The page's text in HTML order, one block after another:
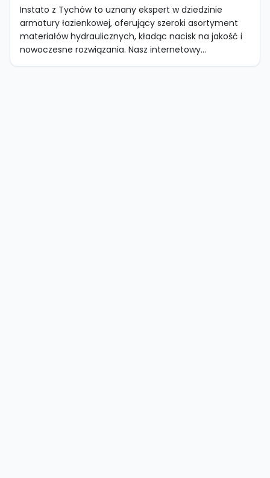
Instato z Tychów to uznany ekspert w dziedzinie
armatury łazienkowej, oferujący szeroki asortyment
materiałów hydraulicznych, kładąc nacisk na jakość i
nowoczesne rozwiązania. Nasz internetowy...